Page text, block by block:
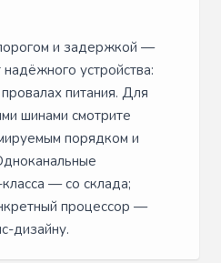
и задержкой —
устройства:
питания. Для
шинами смотрите
порядком и
— со склада;
процессор —
дизайну.